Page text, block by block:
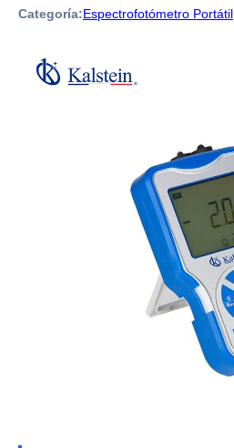
Categoría:Espectrofotómetro Portátil